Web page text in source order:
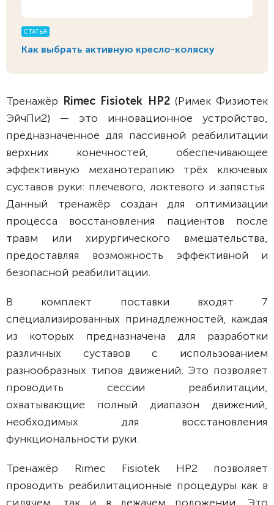
СТАТЬЯ
Как выбрать активную кресло-коляску
Тренажёр Rimec Fisiotek HP2(Римек Физиотек
ЭйчПи2) — это инновационное устройство,
предназначенное для пассивной реабилитации
верхних конечностей, обеспечивающее
эффективную механотерапию трёх ключевых
суставов руки: плечевого, локтевого и запястья.
Данный тренажёр создан для оптимизации
процесса восстановления пациентов после
травм или хирургического вмешательства,
предоставляя возможность эффективной и
безопасной реабилитации.
В комплект поставки входят 7
специализированных принадлежностей, каждая
из которых предназначена для разработки
различных суставов с использованием
разнообразных типов движений. Это позволяет
проводить сессии реабилитации,
охватывающие полный диапазон движений,
необходимых для восстановления
функциональности руки.
Тренажёр Rimec Fisiotek HP2 позволяет
проводить реабилитационные процедуры как в